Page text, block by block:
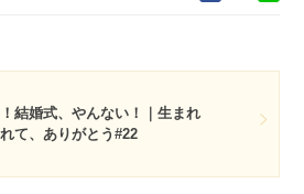
結婚式、やんない！｜生まれ
て、ありがとう#22